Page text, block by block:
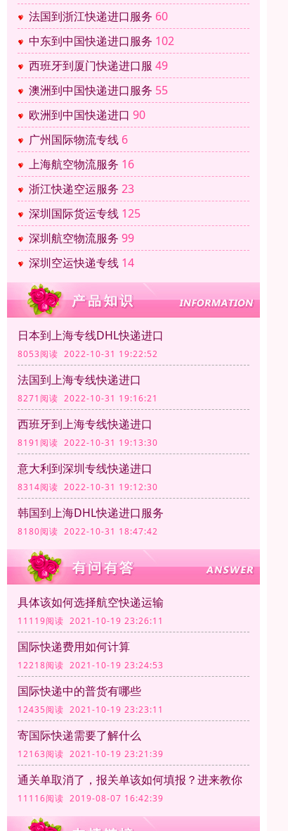
法国到浙江快递进口服务 60
中东到中国快递进口服务 102
西班牙到厦门快递进口服 49
澳洲到中国快递进口服务 55
欧洲到中国快递进口 90
广州国际物流专线 6
上海航空物流服务 16
浙江快递空运服务 23
深圳国际货运专线 125
深圳航空物流服务 99
深圳空运快递专线 14
日本到上海专线DHL快递进口
8053阅读 2022-10-31 19:22:52
法国到上海专线快递进口
8271阅读 2022-10-31 19:16:21
西班牙到上海专线快递进口
8191阅读 2022-10-31 19:13:30
意大利到深圳专线快递进口
8314阅读 2022-10-31 19:12:30
韩国到上海DHL快递进口服务
8180阅读 2022-10-31 18:47:42
具体该如何选择航空快递运输
11119阅读 2021-10-19 23:26:11
国际快递费用如何计算
12218阅读 2021-10-19 23:24:53
国际快递中的普货有哪些
12435阅读 2021-10-19 23:23:11
寄国际快递需要了解什么
12163阅读 2021-10-19 23:21:39
通关单取消了，报关单该如何填报？进来教你
11116阅读 2019-08-07 16:42:39